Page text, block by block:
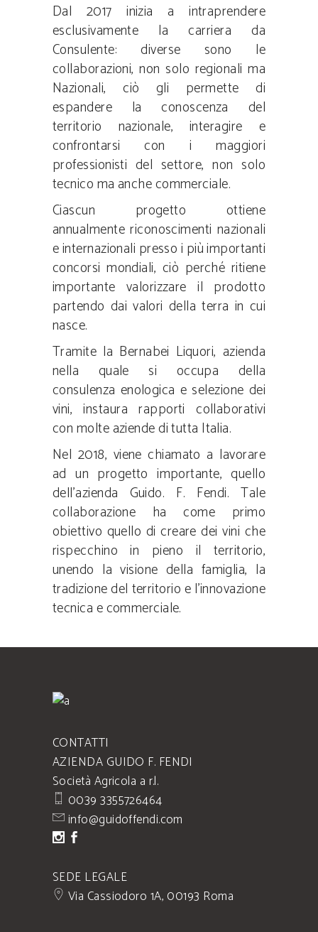
Dal 2017 inizia a intraprendere
esclusivamente la carriera da
Consulente: diverse sono le
collaborazioni, non solo regionali ma
Nazionali, ciò gli permette di
espandere la conoscenza del
territorio nazionale, interagire e
confrontarsi con i maggiori
professionisti del settore, non solo
tecnico ma anche commerciale.
Ciascun progetto ottiene
annualmente riconoscimenti nazionali
e internazionali presso i più importanti
concorsi mondiali, ciò perché ritiene
importante valorizzare il prodotto
partendo dai valori della terra in cui
nasce.
Tramite la Bernabei Liquori, azienda
nella quale si occupa della
consulenza enologica e selezione dei
vini, instaura rapporti collaborativi
con molte aziende di tutta Italia.
Nel 2018, viene chiamato a lavorare
ad un progetto importante, quello
dell’azienda Guido. F. Fendi. Tale
collaborazione ha come primo
obiettivo quello di creare dei vini che
rispecchino in pieno il territorio,
unendo la visione della famiglia, la
tradizione del territorio e l’innovazione
tecnica e commerciale.
CONTATTI
AZIENDA GUIDO F. FENDI
Società Agricola a r.l.
0039 3355726464
info@guidoffendi.com
SEDE LEGALE
Via Cassiodoro 1A, 00193 Roma